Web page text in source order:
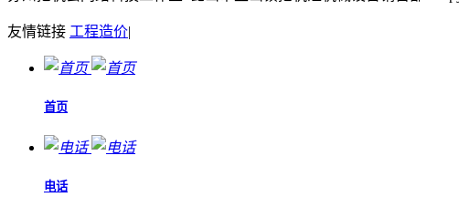
友情链接 工程造价|
首页
电话